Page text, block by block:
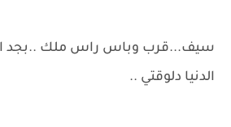
سيف...قرب وباس راس ملك ..بجد
الدنيا دلوقتي ..